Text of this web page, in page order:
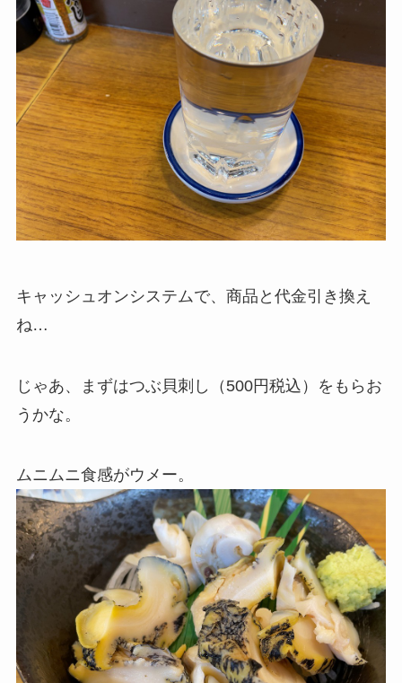
キャッシュオンシステムで、商品と代金引き換え
ね…
じゃあ、まずはつぶ貝刺し（500円税込）をもらお
うかな。
ムニムニ食感がウメー。